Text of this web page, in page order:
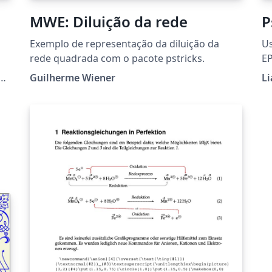
MWE: Diluição da rede
Exemplo de representação da diluição da
rede quadrada com o pacote pstricks.
Guilherme Wiener